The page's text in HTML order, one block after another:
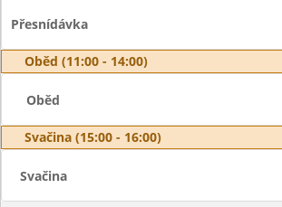
Přesnídávka
Oběd (11:00 - 14:00)
Oběd
Svačina (15:00 - 16:00)
Svačina